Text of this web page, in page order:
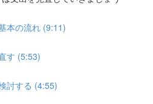
本の流れ (9:11)
す (5:53)
討する (4:55)